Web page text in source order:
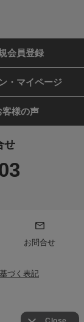
会員登録
・マイページ
客様の声
せ
お問合せ
づく表記